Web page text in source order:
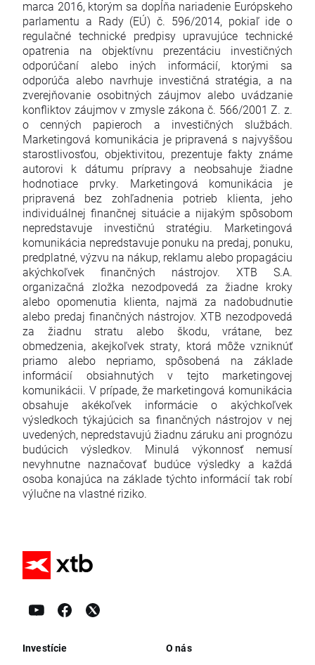
marca 2016, ktorým sa dopĺňa nariadenie Európskeho
parlamentu a Rady (EÚ) č. 596/2014, pokiaľ ide o
regulačné technické predpisy upravujúce technické
opatrenia na objektívnu prezentáciu investičných
odporúčaní alebo iných informácií, ktorými sa
odporúča alebo navrhuje investičná stratégia, a na
zverejňovanie osobitných záujmov alebo uvádzanie
konfliktov záujmov v zmysle zákona č. 566/2001 Z. z.
o cenných papieroch a investičných službách.
Marketingová komunikácia je pripravená s najvyššou
starostlivosťou, objektivitou, prezentuje fakty známe
autorovi k dátumu prípravy a neobsahuje žiadne
hodnotiace prvky. Marketingová komunikácia je
pripravená bez zohľadnenia potrieb klienta, jeho
individuálnej finančnej situácie a nijakým spôsobom
nepredstavuje investičnú stratégiu. Marketingová
komunikácia nepredstavuje ponuku na predaj, ponuku,
predplatné, výzvu na nákup, reklamu alebo propagáciu
akýchkoľvek finančných nástrojov. XTB S.A.
organizačná zložka nezodpovedá za žiadne kroky
alebo opomenutia klienta, najmä za nadobudnutie
alebo predaj finančných nástrojov. XTB nezodpovedá
za žiadnu stratu alebo škodu, vrátane, bez
obmedzenia, akejkoľvek straty, ktorá môže vzniknúť
priamo alebo nepriamo, spôsobená na základe
informácií obsiahnutých v tejto marketingovej
komunikácii. V prípade, že marketingová komunikácia
obsahuje akékoľvek informácie o akýchkoľvek
výsledkoch týkajúcich sa finančných nástrojov v nej
uvedených, nepredstavujú žiadnu záruku ani prognózu
budúcich výsledkov. Minulá výkonnosť nemusí
nevyhnutne naznačovať budúce výsledky a každá
osoba konajúca na základe týchto informácií tak robí
výlučne na vlastné riziko.
Investície O nás